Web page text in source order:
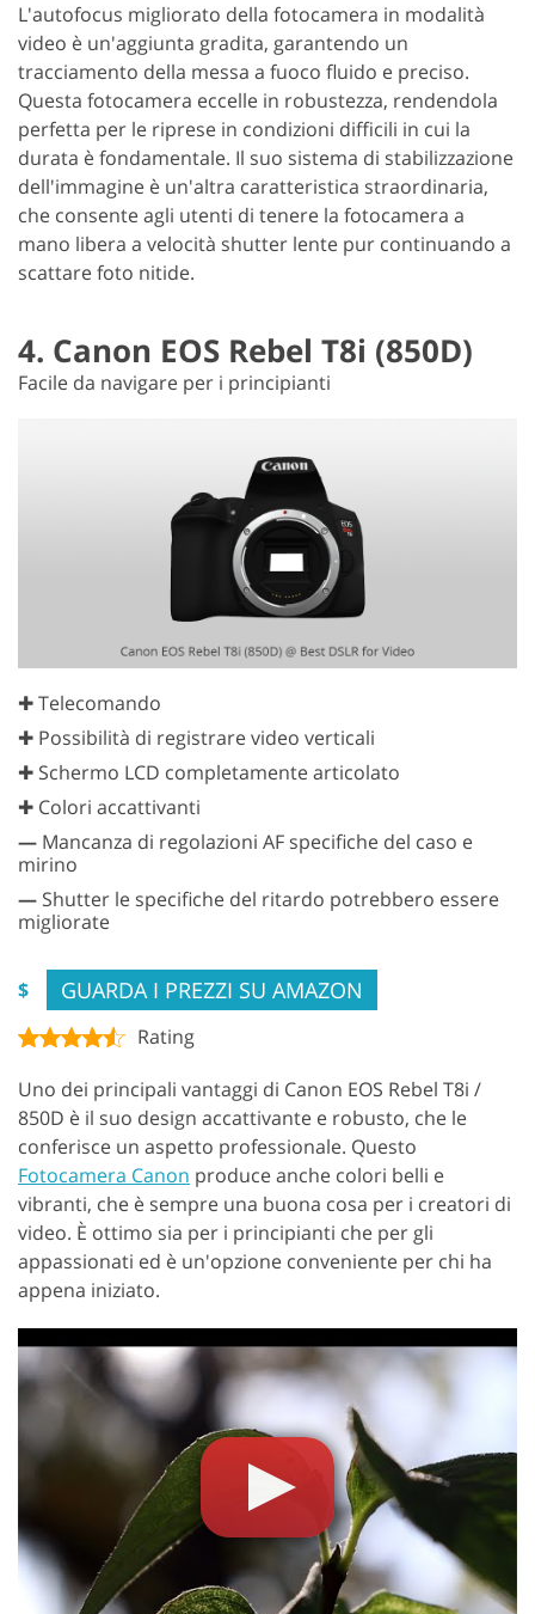
L'autofocus migliorato della fotocamera in modalità
video è un'aggiunta gradita, garantendo un
tracciamento della messa a fuoco fluido e preciso.
Questa fotocamera eccelle in robustezza, rendendola
perfetta per le riprese in condizioni difficili in cui la
durata è fondamentale. Il suo sistema di stabilizzazione
dell'immagine è un'altra caratteristica straordinaria,
che consente agli utenti di tenere la fotocamera a
mano libera a velocità shutter lente pur continuando a
scattare foto nitide.
4. Canon EOS Rebel T8i (850D)
Facile da navigare per i principianti
✚ Telecomando
✚ Possibilità di registrare video verticali
✚ Schermo LCD completamente articolato
✚ Colori accattivanti
— Mancanza di regolazioni AF specifiche del caso e
mirino
— Shutter le specifiche del ritardo potrebbero essere
migliorate
$ GUARDA I PREZZI SU AMAZON
Rating
Uno dei principali vantaggi di Canon EOS Rebel T8i /
850D è il suo design accattivante e robusto, che le
conferisce un aspetto professionale. Questo
Fotocamera Canon produce anche colori belli e
vibranti, che è sempre una buona cosa per i creatori di
video. È ottimo sia per i principianti che per gli
appassionati ed è un'opzione conveniente per chi ha
appena iniziato.